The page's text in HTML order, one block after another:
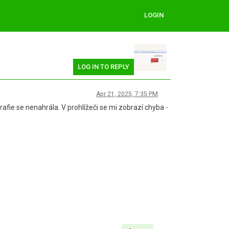
LOGIN
LOG IN TO REPLY
Apr 21, 2025, 7:35 PM
se nenahrála. V prohlížeči se mi zobrazí chyba -